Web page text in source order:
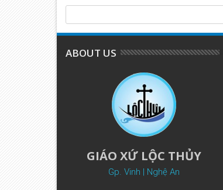
ABOUT US
GIÁO XỨ LỘC THỦY
Gp. Vinh | Nghệ An